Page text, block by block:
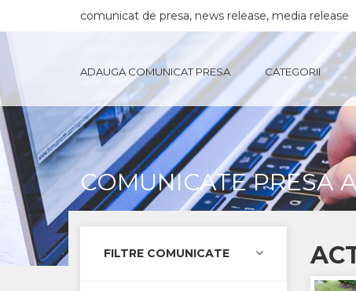
comunicat de presa, news release, media release
ADAUGA COMUNICAT PRESA CATEGORII
COMUNICATE PRESA
FILTRE COMUNICATE